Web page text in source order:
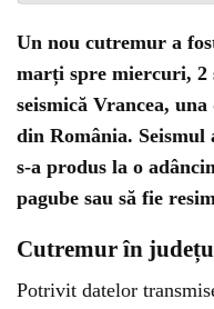
Un nou cutremur a
marți spre miercuri, 2
seismică Vrancea,
din România. Seismul
s-a produs la o
pagube sau să fie
Cutremur în
Potrivit datelor